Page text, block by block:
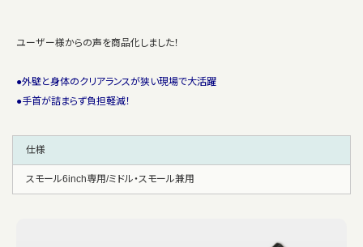
ユーザー様からの声を商品化しました！
●外壁と身体のクリアランスが狭い現場で大活躍
●手首が詰まらず負担軽減！
仕様
スモール6inch専用/ミドル・スモール兼用